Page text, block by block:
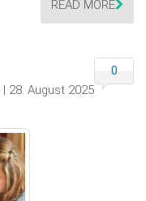
READ MORE
0
| 28. August 2025